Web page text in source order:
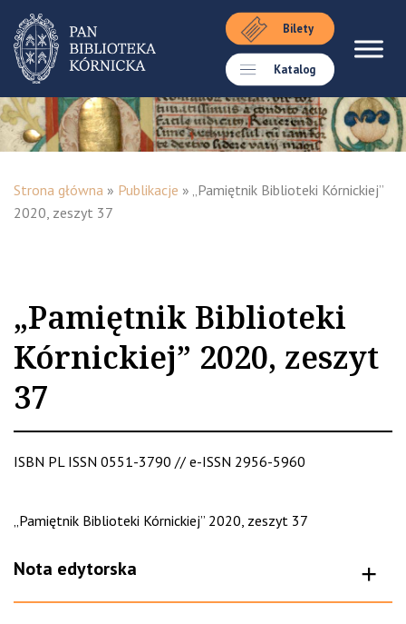
Bilety
Katalog
Strona główna » Publikacje » „Pamiętnik Biblioteki Kórnickiej”
2020, zeszyt 37
„Pamiętnik Biblioteki
Kórnickiej” 2020, zeszyt
37
ISBN PL ISSN 0551-3790 // e-ISSN 2956-5960
„Pamiętnik Biblioteki Kórnickiej” 2020, zeszyt 37
Nota edytorska